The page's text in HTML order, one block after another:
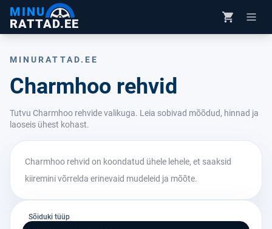
MINU
RATTAD.EE
MINURATTAD.EE
Charmhoo rehvid
Tutvu Charmhoo rehvide valikuga. Leia sobivad mõõdud, hinnad ja
laoseis ühest kohast.
Charmhoo rehvid on koondatud ühele lehele, et saaksid
kiiremini võrrelda erinevaid mudeleid ja mõõte.
Sõiduki tüüp